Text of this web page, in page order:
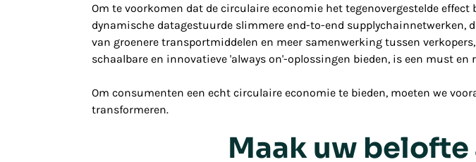
Om te voorkomen dat de circulaire economie het tegenovergestelde
dynamische datagestuurde slimmere end-to-end
van groenere transportmiddelen en meer samenwerking tussen
schaalbare en innovatieve 'always on'-oplossingen bieden, is een must
Om consumenten een echt circulaire economie te bieden, moeten we
transformeren.
Maak uw